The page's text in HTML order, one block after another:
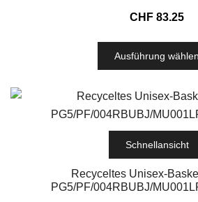
CHF 83.25
Ausführung wählen
Schnellansicht
Recyceltes Unisex-
PG5/PF/004RBUBJ/